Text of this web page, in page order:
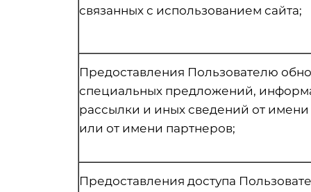
связанных с использованием сайта;
Предоставления Пользователю
специальных предложений,
рассылки и иных сведений от
или от имени партнеров;
Предоставления доступа